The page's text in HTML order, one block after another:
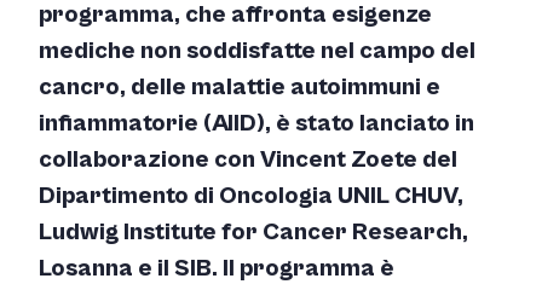
programma, che affronta esigenze
mediche non soddisfatte nel campo del
cancro, delle malattie autoimmuni e
infiammatorie (AIID), è stato lanciato in
collaborazione con Vincent Zoete del
Dipartimento di Oncologia UNIL CHUV,
Ludwig Institute for Cancer Research,
Losanna e il SIB. Il programma è